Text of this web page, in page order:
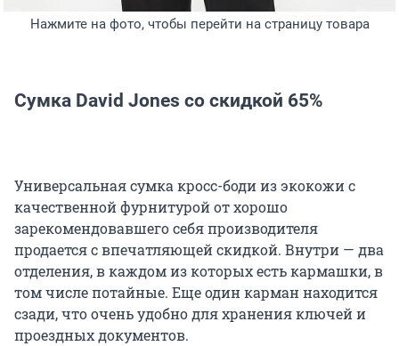
Нажмите на фото, чтобы перейти на страницу товара
Сумка David Jones со скидкой 65%
Универсальная сумка кросс-боди из экокожи с
качественной фурнитурой от хорошо
зарекомендовавшего себя производителя
продается с впечатляющей скидкой. Внутри — два
отделения, в каждом из которых есть кармашки, в
том числе потайные. Еще один карман находится
сзади, что очень удобно для хранения ключей и
проездных документов.